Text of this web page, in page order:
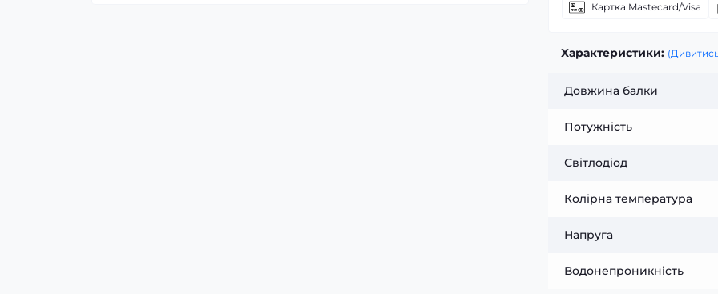
Картка Mastecard/Visa
Характеристики:
Довжина балки
Потужність
Світлодіод
Колірна температура
Напруга
Водонепроникність